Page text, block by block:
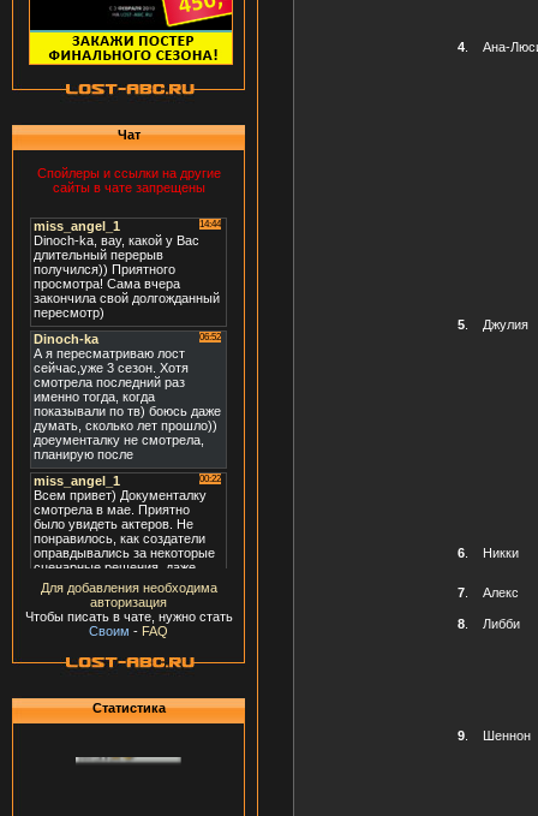
Чат
Спойлеры и ссылки на другие
сайты в чате запрещены
Для добавления необходима
авторизация
Чтобы писать в чате, нужно стать
Своим - FAQ
Статистика
4. Ана-
5. Джулия
6. Никки
7. Алекс
8. Либби
9. Шеннон